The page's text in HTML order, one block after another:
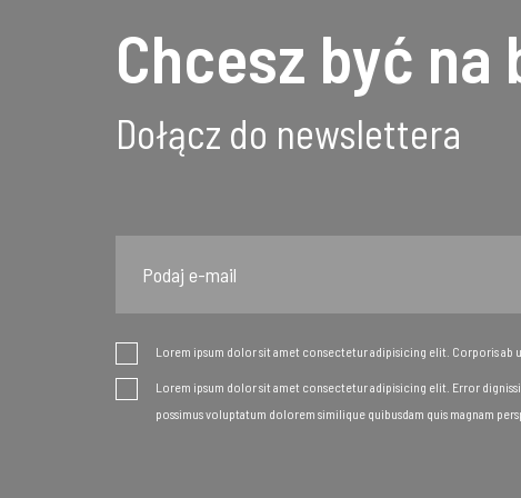
Chcesz być na
Dołącz do newslettera
Email
Lorem ipsum dolor sit amet consectetur adipisicing elit. Corporis ab
Lorem ipsum dolor sit amet consectetur adipisicing elit. Error
possimus voluptatum dolorem similique quibusdam quis magnam